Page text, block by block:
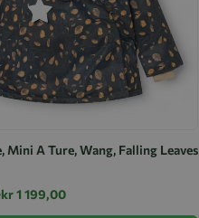
A Ture, Wang, Falling Leaves
kr 1 199,00